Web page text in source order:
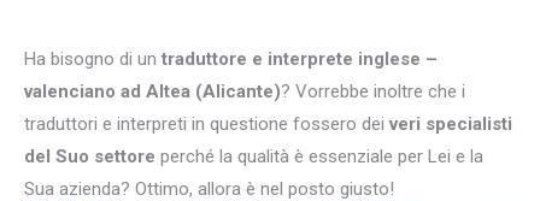
Ha bisogno di un traduttore e interprete inglese –
valenciano ad Altea (Alicante)? Vorrebbe inoltre che i
traduttori e interpreti in questione fossero dei veri specialisti
del Suo settore perché la qualità è essenziale per Lei e la
Sua azienda? Ottimo, allora è nel posto giusto!